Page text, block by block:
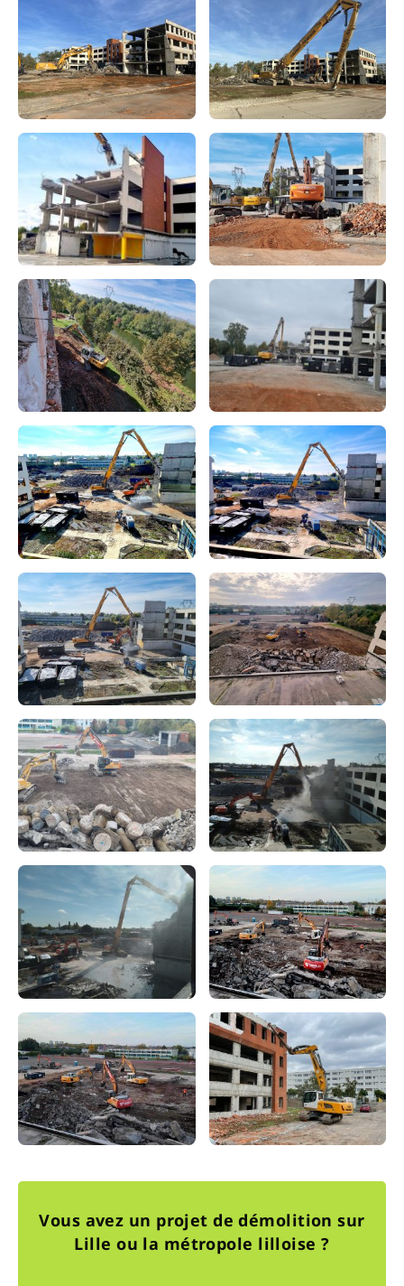
Vous avez un projet de démolition sur
Lille ou la métropole lilloise ?